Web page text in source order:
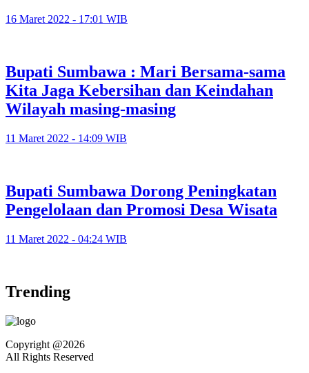
16 Maret 2022 - 17:01 WIB
Bupati Sumbawa : Mari Bersama-sama
Kita Jaga Kebersihan dan Keindahan
Wilayah masing-masing
11 Maret 2022 - 14:09 WIB
Bupati Sumbawa Dorong Peningkatan
Pengelolaan dan Promosi Desa Wisata
11 Maret 2022 - 04:24 WIB
Trending
Copyright @2026
All Rights Reserved